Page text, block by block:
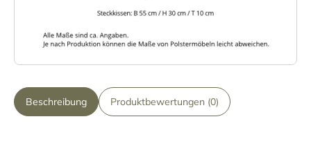
Beschreibung Produktbewertungen (0)